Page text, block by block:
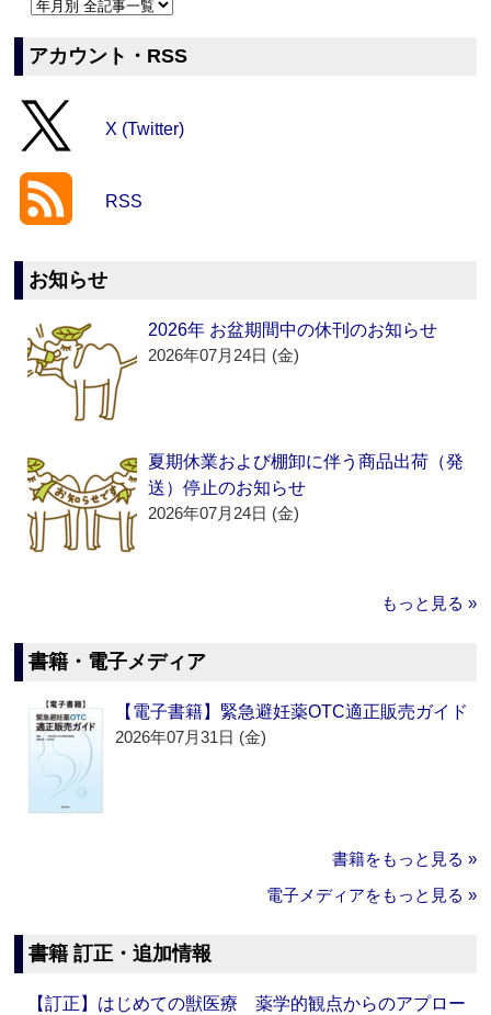
アカウント・RSS
X (Twitter)
RSS
お知らせ
2026年 お盆期間中の休刊のお知らせ
2026年07月24日 (金)
夏期休業および棚卸に伴う商品出荷（発
送）停止のお知らせ
2026年07月24日 (金)
もっと見る »
書籍・電子メディア
【電子書籍】緊急避妊薬OTC適正販売ガイド
2026年07月31日 (金)
書籍をもっと見る »
電子メディアをもっと見る »
書籍 訂正・追加情報
【訂正】はじめての獣医療 薬学的観点からのアプロー